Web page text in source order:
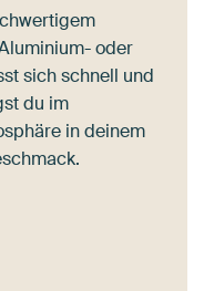
oder
sich schnell und
du im
in deinem